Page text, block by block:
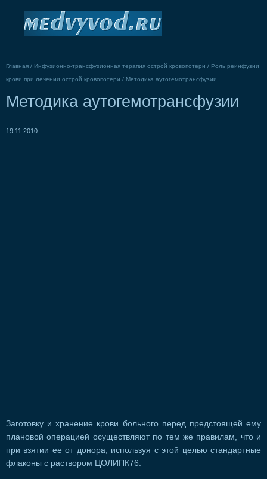
Главная / Инфузионно-трансфузионная терапия острой кровопотери / Роль реинфузии
крови при лечении острой кровопотери / Методика аутогемотрансфузии
Методика аутогемотрансфузии
19.11.2010
Заготовку и хранение крови больного перед предстоящей ему
плановой операцией осуществляют по тем же правилам, что и
при взятии ее от донора, используя с этой целью стандартные
флаконы с раствором ЦОЛИПК76.